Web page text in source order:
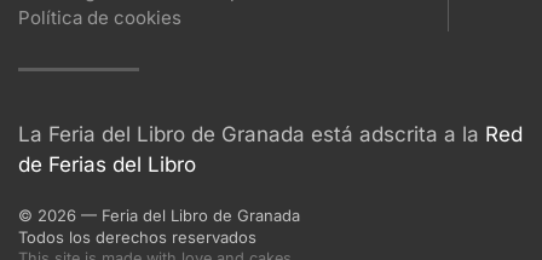
Política de cookies
La Feria del Libro de Granada está adscrita a la Red
de Ferias del Libro
© 2026 — Feria del Libro de Granada
Todos los derechos reservados